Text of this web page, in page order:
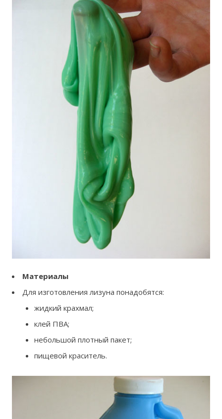
Материалы
Для изготовления лизуна понадобятся:
жидкий крахмал;
клей ПВА;
небольшой плотный пакет;
пищевой краситель.